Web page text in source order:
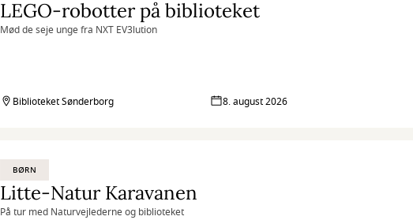
LEGO-robotter på biblioteket
Mød de seje unge fra NXT EV3lution
Biblioteket Sønderborg 8. august 2026
BØRN
Litte-Natur Karavanen
På tur med Naturvejlederne og biblioteket